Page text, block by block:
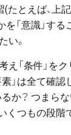
とえば、上
「意識」す
い。
え「条件」を
」は全て確認
るか？ つまら
くつもの段階